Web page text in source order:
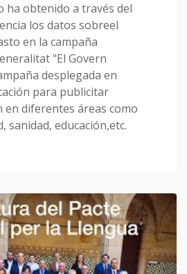
ha obtenido a través del
los datos sobreel
en la campaña
"El Govern
desplegada en
para publicitar
en diferentes áreas como
sanidad, educación,etc.